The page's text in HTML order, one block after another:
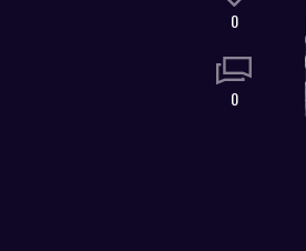
0
0